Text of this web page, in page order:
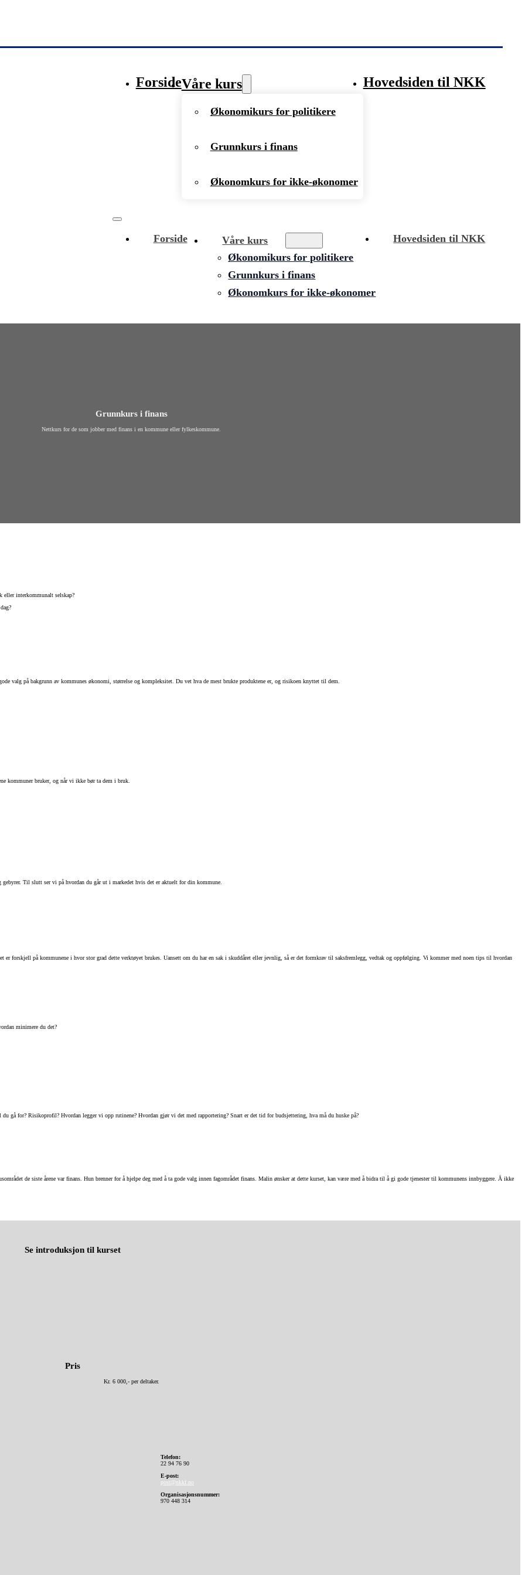
ForsideVåre kurs
Økonomikurs for politikere
Grunnkurs i finans
Økonomkurs for ikke-økonomer
Hovedsiden til NKK
Forside
Våre kurs
Økonomikurs for politikere
Grunnkurs i finans
Økonomkurs for ikke-økonomer
Hovedsiden til NKK
Grunnkurs i finans
Nettkurs for de som jobber med finans i en kommune eller fylkeskommune.
eller interkommunalt selskap?
valg på bakgrunn av kommunes økonomi, størrelse og kompleksitet. Du vet hva de mest brukte produktene er, og risikoen knyttet til dem.
kommuner bruker, og når vi ikke bør ta dem i bruk.
Til slutt ser vi på hvordan du går ut i markedet hvis det er aktuelt for din kommune.
forskjell på kommunene i hvor stor grad dette verktøyet brukes. Uansett om du har en sak i skuddåret eller jevnlig, så er det formkrav til saksfremlegg, vedtak og oppfølging. Vi kommer med noen tips til hvordan
minimere du det?
gå for? Risikoprofil? Hvordan legger vi opp rutinene? Hvordan gjør vi det med rapportering? Snart er det tid for budsjettering, hva må du huske på?
de siste årene var finans. Hun brenner for å hjelpe deg med å ta gode valg innen fagområdet finans. Malin ønsker at dette kurset, kan være med å bidra til å gi gode tjenester til kommunens innbyggere. Å ikke
Se introduksjon til kurset
Pris
Kr. 6 000,- per deltaker.
Telefon:
22 94 76 90
E-post:
post@nkkf.no
Organisasjonsnummer:
970 448 314